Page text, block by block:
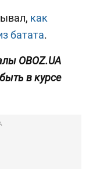
как
батата.
OBOZ.UA
в курсе